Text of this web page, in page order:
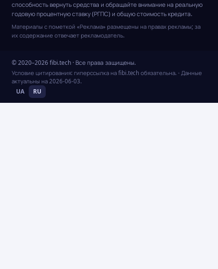
способность вернуть средства и обращайте внимание на реальную
годовую процентную ставку (РГПС) и общую стоимость кредита.
Материалы с пометкой «Реклама» размещены на правах рекламы; за
их содержание отвечает рекламодатель.
© 2020–2026 fibi.tech · Все права защищены.
Условие цитирования: гиперссылка на fibi.tech обязательна. · Данные
актуальны на 2026-06-03.
UA RU